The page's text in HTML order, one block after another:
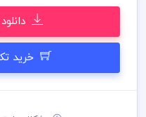
خرید تکی |
باشد
کلیه طراحی های فاکتور
که می توانید جهت ویرایش از
شما می توانید چاپ فاکتور
دی را نزد چاپخانه مجموعه
برای دانلود فاکتور و طرح